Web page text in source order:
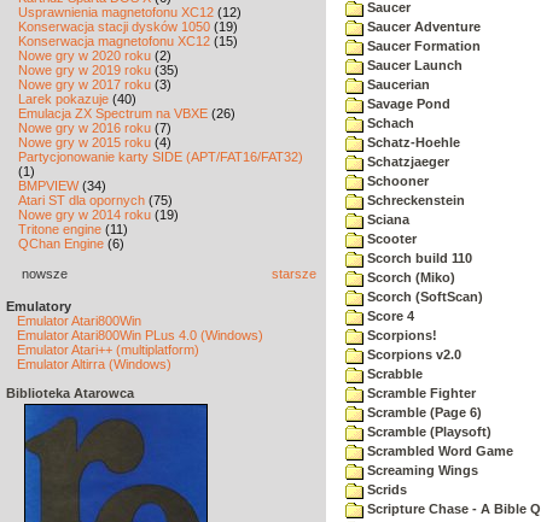
Usprawnienia magnetofonu XC12 (12)
Konserwacja stacji dysków 1050 (19)
Konserwacja magnetofonu XC12 (15)
Nowe gry w 2020 roku (2)
Nowe gry w 2019 roku (35)
Nowe gry w 2017 roku (3)
Larek pokazuje (40)
Emulacja ZX Spectrum na VBXE (26)
Nowe gry w 2016 roku (7)
Nowe gry w 2015 roku (4)
Partycjonowanie karty SIDE (APT/FAT16/FAT32)
(1)
BMPVIEW(34)
Atari ST dla opornych (75)
Nowe gry w 2014 roku (19)
Tritone engine (11)
QChan Engine (6)
nowsze starsze
Emulatory
Emulator Atari800Win
Emulator Atari800Win PLus 4.0 (Windows)
Emulator Atari++ (multiplatform)
Emulator Altirra (Windows)
Biblioteka Atarowca
Saucer
Saucer Adventure
Saucer Formation
Saucer Launch
Saucerian
Savage Pond
Schach
Schatz-Hoehle
Schatzjaeger
Schooner
Schreckenstein
Sciana
Scooter
Scorch build 110
Scorch (Miko)
Scorch (SoftScan)
Score 4
Scorpions!
Scorpions v2.0
Scrabble
Scramble Fighter
Scramble (Page 6)
Scramble (Playsoft)
Scrambled Word Game
Screaming Wings
Scrids
Scripture Chase - A Bible